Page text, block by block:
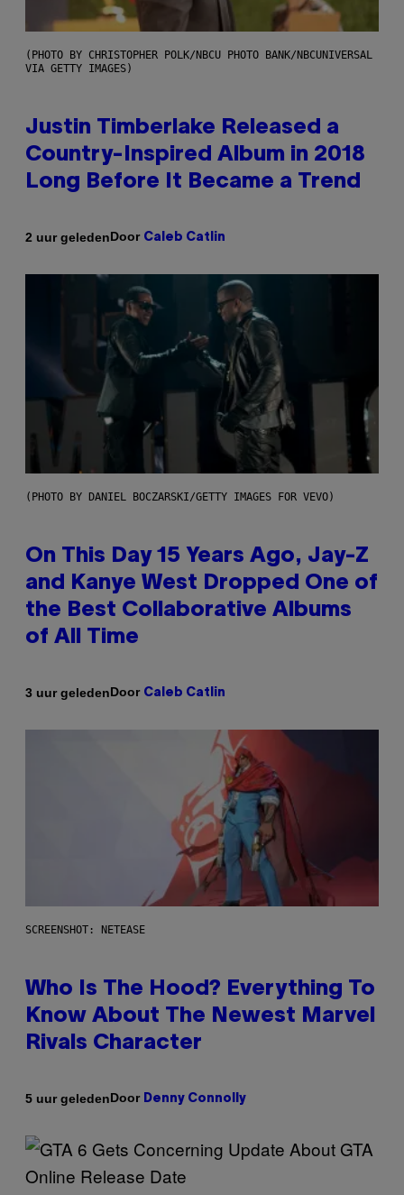
(PHOTO BY CHRISTOPHER POLK/NBCU PHOTO BANK/NBCUNIVERSAL
VIA GETTY IMAGES)
Justin Timberlake Released a
Country-Inspired Album in 2018
Long Before It Became a Trend
2 uur geledenDoor Caleb Catlin
(PHOTO BY DANIEL BOCZARSKI/GETTY IMAGES FOR VEVO)
On This Day 15 Years Ago, Jay-Z
and Kanye West Dropped One of
the Best Collaborative Albums
of All Time
3 uur geledenDoor Caleb Catlin
SCREENSHOT: NETEASE
Who Is The Hood? Everything To
Know About The Newest Marvel
Rivals Character
5 uur geledenDoor Denny Connolly